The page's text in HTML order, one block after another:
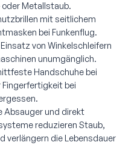
oder Metallstaub.
mit seitlichem
bei Funkenflug.
Einsatz von Winkelschleifern
unumgänglich.
Handschuhe bei
Fingerfertigkeit bei
Absauger und direkt
reduzieren Staub,
verlängern die Lebensdauer